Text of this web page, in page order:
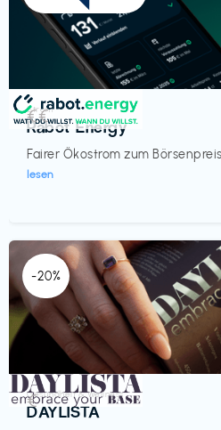
Strom
Rabot Energy
Fairer Ökostrom zum
lesen
€€‎
-20%
Gesundheit & Wellness
DAYLISTA
€‎